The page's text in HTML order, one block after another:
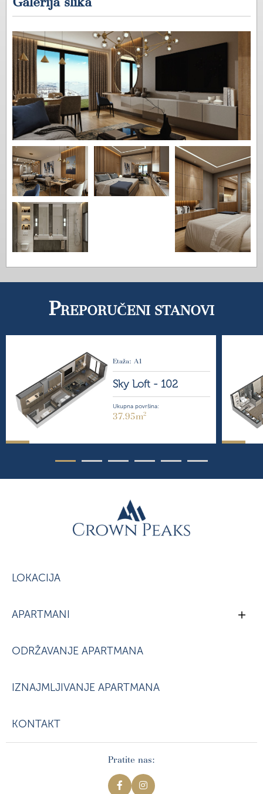
PREPORUČENI STANOVI
Etaža: A1
Sky Loft - 102
Ukupna površina:
37.95m2
LOKACIJA
APARTMANI
ODRŽAVANJE APARTMANA
IZNAJMLJIVANJE APARTMANA
KONTAKT
Pratite nas: